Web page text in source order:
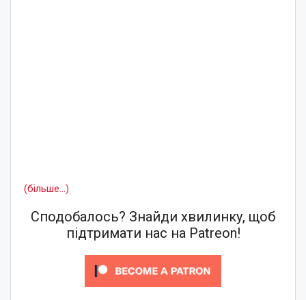
(більше…)
Сподобалось? Знайди хвилинку, щоб
підтримати нас на Patreon!